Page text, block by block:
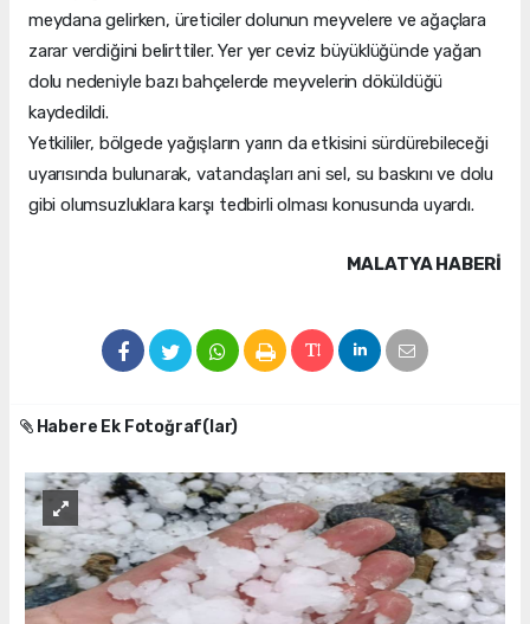
meydana gelirken, üreticiler dolunun meyvelere ve ağaçlara
zarar verdiğini belirttiler. Yer yer ceviz büyüklüğünde yağan
dolu nedeniyle bazı bahçelerde meyvelerin döküldüğü
kaydedildi.
Yetkililer, bölgede yağışların yarın da etkisini sürdürebileceği
uyarısında bulunarak, vatandaşları ani sel, su baskını ve dolu
gibi olumsuzluklara karşı tedbirli olması konusunda uyardı.
MALATYA HABERİ
Habere Ek Fotoğraf(lar)